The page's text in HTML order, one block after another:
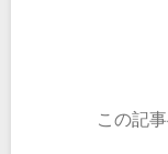
この記